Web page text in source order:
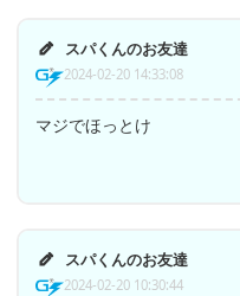
スパくんのお友達
2024-02-20 14:33:08
マジでほっとけ
スパくんのお友達
2024-02-20 10:30:44